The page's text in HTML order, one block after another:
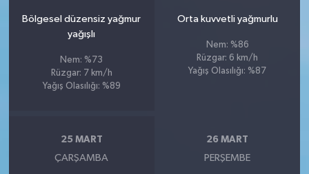
Bölgesel düzensiz yağmur
yağışlı
Nem: %73
Rüzgar: 7 km/h
Yağış Olasılığı: %89
Orta kuvvetli yağmurlu
Nem: %86
Rüzgar: 6 km/h
Yağış Olasılığı: %87
25 MART
ÇARŞAMBA
26 MART
PERŞEMBE